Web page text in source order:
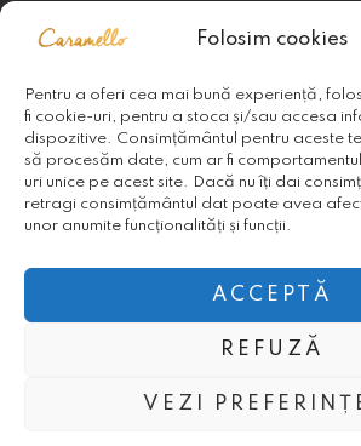
Folosim cookies
Pentru a oferi cea mai bună experiență,
fi cookie-uri, pentru a stoca și/sau accesa
dispozitive. Consimțământul pentru aceste
să procesăm date, cum ar fi
uri unice pe acest site. Dacă nu îți dai
retragi consimțământul dat poate avea
unor anumite funcționalități și funcții.
ACCEPTĂ
REFUZĂ
VEZI
ANPC
Copyright © 2024 Caramello.